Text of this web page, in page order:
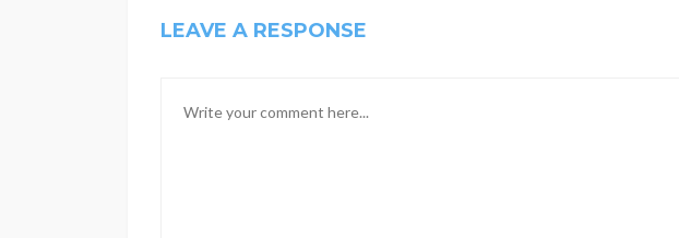
LEAVE A RESPONSE